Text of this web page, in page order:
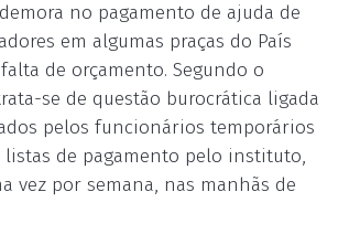
no pagamento de ajuda de
em algumas praças do País
de orçamento. Segundo o
se de questão burocrática ligada
pelos funcionários temporários
listas de pagamento pelo instituto,
vez por semana, nas manhãs de